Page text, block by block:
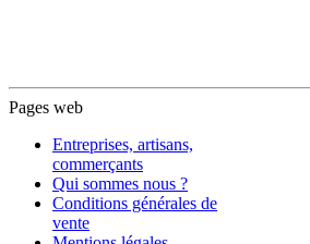
Pages web
Entreprises, artisans,
commerçants
Qui sommes nous ?
Conditions générales de
vente